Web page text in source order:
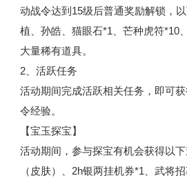
动战令达到15级后普通奖励解锁，
植、孙皓、猫眼石*1、芒种虎符*10
大量稀有道具。
2、活跃任务
活动期间完成活跃相关任务，即可
令经验。
【宝玉探宝】
活动期间，参与探宝有机会获得以
（皮肤）、2h银两挂机券*1、武将